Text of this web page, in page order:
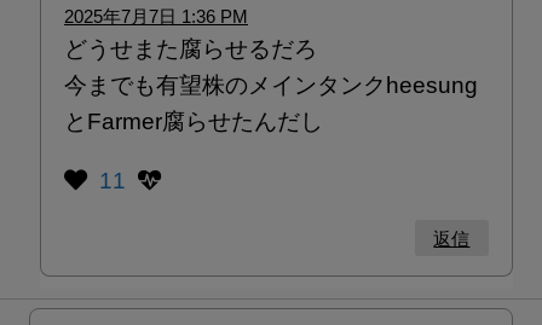
2025年7月7日 1:36 PM
どうせまた腐らせるだろ
今までも有望株のメインタンクheesung
とFarmer腐らせたんだし
11
返信